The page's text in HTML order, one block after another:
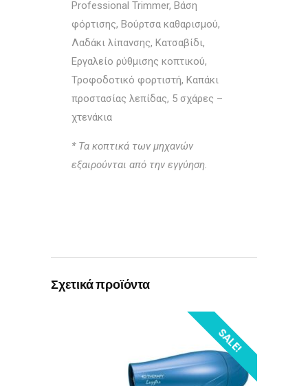
Professional Trimmer, Βάση
φόρτισης, Βούρτσα καθαρισμού,
Λαδάκι λίπανσης, Κατσαβίδι,
Εργαλείο ρύθμισης κοπτικού,
Τροφοδοτικό φορτιστή, Καπάκι
προστασίας λεπίδας, 5 σχάρες –
χτενάκια
* Τα κοπτικά των μηχανών
εξαιρούνται από την εγγύηση.
Σχετικά προϊόντα
SALE!